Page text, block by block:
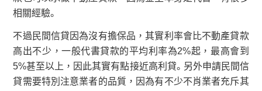
相關經驗。
不過民間信貸因為沒有擔保品，其實利率會比不動產貸款
高出不少，一般代書貸款的平均利率為2%起，最高會到
5%甚至以上，因此其實有點接近高利貸。另外申請民間信
貸需要特別注意業者的品質，因為有不少不肖業者充斥其